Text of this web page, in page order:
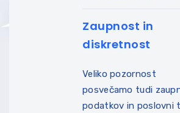
Zaupnost in
diskretnost
Veliko pozornost
posvečamo tudi
podatkov in poslovni